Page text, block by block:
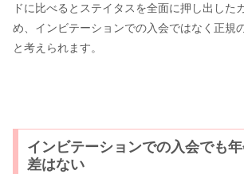
ドに比べるとステイタスを全面に押し出した
め、インビテーションでの入会ではなく正規
と考えられます。
インビテーションでの入会でも
差はない